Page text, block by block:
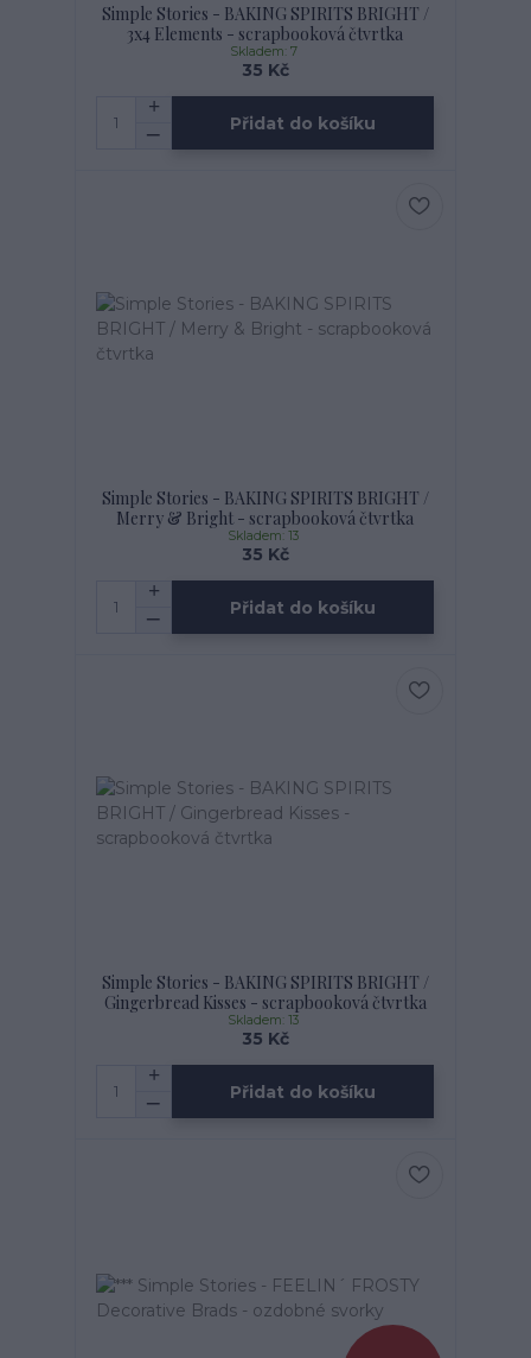
Simple Stories - BAKING SPIRITS BRIGHT /
3x4 Elements - scrapbooková čtvrtka
35 Kč
Skladem: 7
Přidat do košíku
Simple Stories - BAKING SPIRITS BRIGHT /
Merry & Bright - scrapbooková čtvrtka
35 Kč
Skladem: 13
Přidat do košíku
Simple Stories - BAKING SPIRITS BRIGHT /
Gingerbread Kisses - scrapbooková čtvrtka
35 Kč
Skladem: 13
Přidat do košíku